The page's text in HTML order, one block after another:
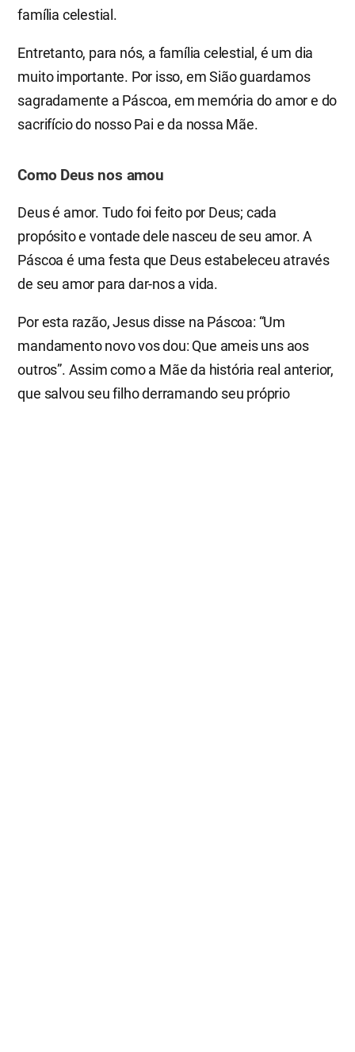
família celestial.
Entretanto, para nós, a família celestial, é um dia
muito importante. Por isso, em Sião guardamos
sagradamente a Páscoa, em memória do amor e do
sacrifício do nosso Pai e da nossa Mãe.
Como Deus nos amou
Deus é amor. Tudo foi feito por Deus; cada
propósito e vontade dele nasceu de seu amor. A
Páscoa é uma festa que Deus estabeleceu através
de seu amor para dar-nos a vida.
Por esta razão, Jesus disse na Páscoa: “Um
mandamento novo vos dou: Que ameis uns aos
outros”. Assim como a Mãe da história real anterior,
que salvou seu filho derramando seu próprio